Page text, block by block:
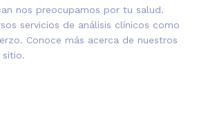
nos preocupamos por tu salud.
servicios de análisis clínicos como
Conoce más acerca de nuestros
sitio.